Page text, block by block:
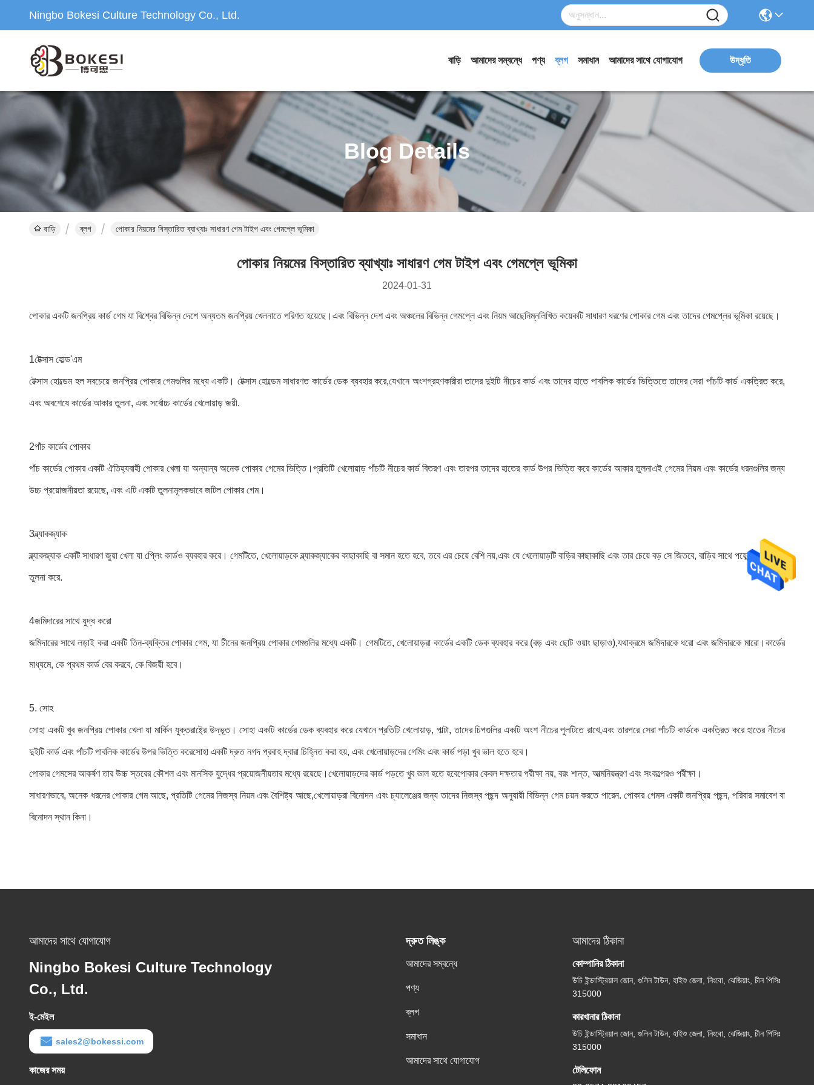
Ningbo Bokesi Culture Technology Co., Ltd.
বাড়ি আমাদের সম্বন্ধে পণ্য ব্লগ সমাধান আমাদের সাথে যোগাযোগ উদ্ধৃতি
Blog Details
বাড়ি ব্লগ পোকার নিয়মের বিস্তারিত ব্যাখ্যাঃ সাধারণ গেম টাইপ এবং গেমপ্লে ভূমিকা
পোকার নিয়মের বিস্তারিত ব্যাখ্যাঃ সাধারণ গেম টাইপ এবং গেমপ্লে ভূমিকা
2024-01-31
পোকার একটি জনপ্রিয় কার্ড গেম যা বিশ্বের বিভিন্ন দেশে অন্যতম জনপ্রিয় খেলনাতে পরিণত হয়েছে।এবং বিভিন্ন দেশ এবং অঞ্চলের বিভিন্ন গেমপ্লে এবং নিয়ম আছেনিম্নলিখিত কয়েকটি সাধারণ ধরণের পোকার গেম এবং তাদের গেমপ্লের ভূমিকা রয়েছে।
1টেক্সাস হোল্ড'এম
টেক্সাস হোল্ডেম হল সবচেয়ে জনপ্রিয় পোকার গেমগুলির মধ্যে একটি। টেক্সাস হোল্ডেম সাধারণত কার্ডের ডেক ব্যবহার করে,যেখানে অংশগ্রহণকারীরা তাদের দুইটি নীচের কার্ড এবং তাদের হাতে পাবলিক কার্ডের ভিত্তিতে তাদের সেরা পাঁচটি কার্ড একত্রিত করে,
এবং অবশেষে কার্ডের আকার তুলনা, এবং সর্বোচ্চ কার্ডের খেলোয়াড় জয়ী.
2পাঁচ কার্ডের পোকার
পাঁচ কার্ডের পোকার একটি ঐতিহ্যবাহী পোকার খেলা যা অন্যান্য অনেক পোকার গেমের ভিত্তি।প্রতিটি খেলোয়াড় পাঁচটি নীচের কার্ড বিতরণ এবং তারপর তাদের হাতের কার্ড উপর ভিত্তি করে কার্ডের আকার তুলনাএই গেমের নিয়ম এবং কার্ডের ধরনগুলির জন্য
উচ্চ প্রয়োজনীয়তা রয়েছে, এবং এটি একটি তুলনামূলকভাবে জটিল পোকার গেম।
3ব্ল্যাকজ্যাক
ব্ল্যাকজ্যাক একটি সাধারণ জুয়া খেলা যা প্লেিং কার্ডও ব্যবহার করে। গেমটিতে, খেলোয়াড়কে ব্ল্যাকজ্যাকের কাছাকাছি বা সমান হতে হবে, তবে এর চেয়ে বেশি নয়,এবং যে খেলোয়াড়টি বাড়ির কাছাকাছি এবং তার চেয়ে বড় সে জিতবে, বাড়ির সাথে পয়েন্টের আকারের
তুলনা করে.
4জমিদারের সাথে যুদ্ধ করো
জমিদারের সাথে লড়াই করা একটি তিন-ব্যক্তির পোকার গেম, যা চীনের জনপ্রিয় পোকার গেমগুলির মধ্যে একটি। গেমটিতে, খেলোয়াড়রা কার্ডের একটি ডেক ব্যবহার করে (বড় এবং ছোট ওয়াং ছাড়াও),যথাক্রমে জমিদারকে ধরো এবং জমিদারকে মারো।কার্ডের
মাধ্যমে, কে প্রথম কার্ড বের করবে, কে বিজয়ী হবে।
5. সোহ
সোহা একটি খুব জনপ্রিয় পোকার খেলা যা মার্কিন যুক্তরাষ্ট্রে উদ্ভূত। সোহা একটি কার্ডের ডেক ব্যবহার করে যেখানে প্রতিটি খেলোয়াড়, পাল্টা, তাদের চিপগুলির একটি অংশ নীচের পুলটিতে রাখে,এবং তারপরে সেরা পাঁচটি কার্ডকে একত্রিত করে হাতের নীচের
দুইটি কার্ড এবং পাঁচটি পাবলিক কার্ডের উপর ভিত্তি করেসোহা একটি দ্রুত নগদ প্রবাহ দ্বারা চিহ্নিত করা হয়, এবং খেলোয়াড়দের গেমিং এবং কার্ড পড়া খুব ভাল হতে হবে।
পোকার গেমসের আকর্ষণ তার উচ্চ স্তরের কৌশল এবং মানসিক যুদ্ধের প্রয়োজনীয়তার মধ্যে রয়েছে।খেলোয়াড়দের কার্ড পড়তে খুব ভাল হতে হবেপোকার কেবল দক্ষতার পরীক্ষা নয়, বরং শান্ত, আত্মনিয়ন্ত্রণ এবং সংকল্পেরও পরীক্ষা।
সাধারণভাবে, অনেক ধরনের পোকার গেম আছে, প্রতিটি গেমের নিজস্ব নিয়ম এবং বৈশিষ্ট্য আছে,খেলোয়াড়রা বিনোদন এবং চ্যালেঞ্জের জন্য তাদের নিজস্ব পছন্দ অনুযায়ী বিভিন্ন গেম চয়ন করতে পারেন. পোকার গেমস একটি জনপ্রিয় পছন্দ, পরিবার সমাবেশ বা
বিনোদন স্থান কিনা।
আমাদের সাথে যোগাযোগ
Ningbo Bokesi Culture Technology
Co., Ltd.
ই-মেইল
sales2@bokessi.com
কাজের সময়
দ্রুত লিঙ্ক
আমাদের সম্বন্ধে
পণ্য
ব্লগ
সমাধান
আমাদের সাথে যোগাযোগ
আমাদের ঠিকানা
কোম্পানির ঠিকানা
উচি ইন্ডাস্ট্রিয়াল জোন, গুলিন টাউন, হাইশু জেলা, নিংবো, ঝেজিয়াং, চীন পিসিঃ
315000
কারখানার ঠিকানা
উচি ইন্ডাস্ট্রিয়াল জোন, গুলিন টাউন, হাইশু জেলা, নিংবো, ঝেজিয়াং, চীন পিসিঃ
315000
টেলিফোন